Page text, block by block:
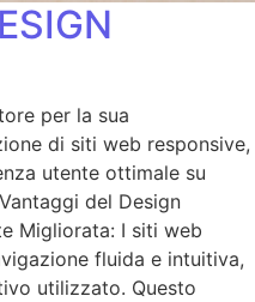
per la sua
di siti web responsive,
utente ottimale su
del Design
Migliorata: I siti web
fluida e intuitiva,
utilizzato. Questo